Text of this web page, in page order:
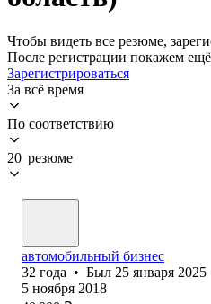
Чтобы видеть все резюме,
После регистрации покажем
Зарегистрироваться
За всё время
По соответствию
20 резюме
автомобильный бизнес
32 года • Был 25 января 2025
5 ноября 2018